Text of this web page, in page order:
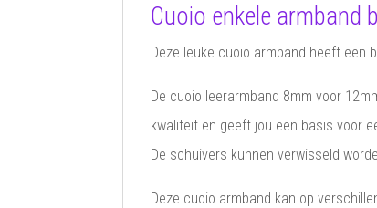
Cuoio enkele armband
Deze leuke cuoio armband heeft een
De cuoio leerarmband 8mm voor
kwaliteit en geeft jou een basis voor
De schuivers kunnen verwisseld
Deze cuoio armband kan op